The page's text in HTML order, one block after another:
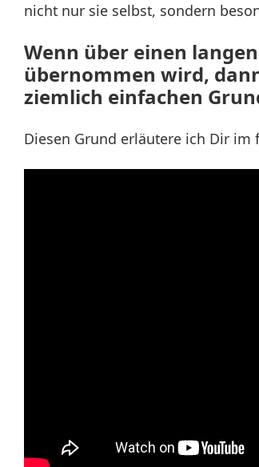
nicht nur sie selbst, sondern
Wenn über einen
übernommen wird,
ziemlich einfachen
Diesen Grund erläutere ich Dir im